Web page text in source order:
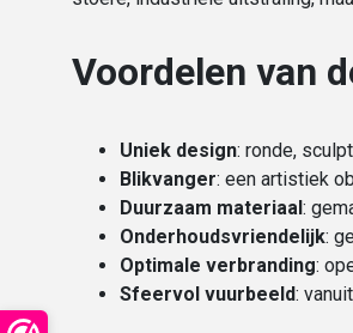
Voordelen van
Uniek design: ronde,
Blikvanger: een artistiek
Duurzaam materiaal :
Onderhoudsvriendelijk:
Optimale verbranding:
Sfeervol vuurbeeld: